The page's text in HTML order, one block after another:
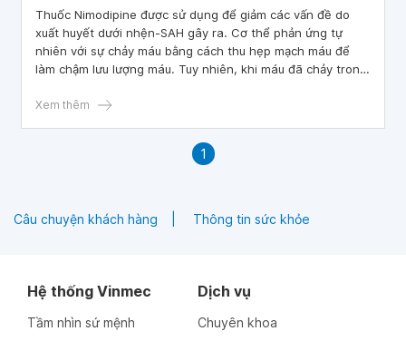
Thuốc Nimodipine được sử dụng để giảm các vấn đề do
xuất huyết dưới nhện-SAH gây ra. Cơ thể phản ứng tự
nhiên với sự chảy máu bằng cách thu hẹp mạch máu để
làm chậm lưu lượng máu. Tuy nhiên, khi máu đã chảy trong
nhiều hơn.
Xem thêm
1
Câu chuyện khách hàng Thông tin sức khỏe
Hệ thống Vinmec
Tầm nhìn sứ mệnh
Dịch vụ
Chuyên khoa